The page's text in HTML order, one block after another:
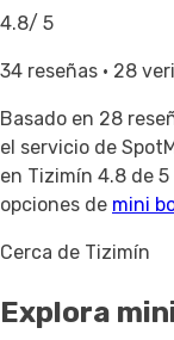
4.8/ 5
34 reseñas · 28
Basado en 28
el servicio de
en Tizimín 4.8 de
opciones de mini
Cerca de Tizimín
Explora